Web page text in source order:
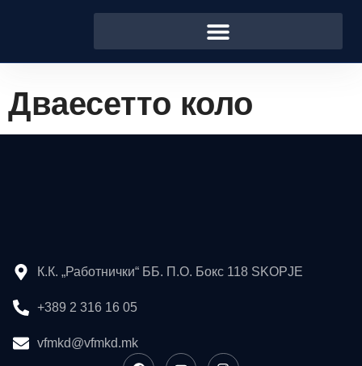
Дваесетто коло
К.К. „Работнички“ ББ. П.О. Бокс 118 SKOPJE
+389 2 316 16 05
vfmkd@vfmkd.mk